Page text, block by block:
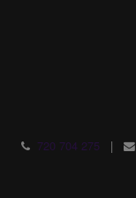
720 704 275 |